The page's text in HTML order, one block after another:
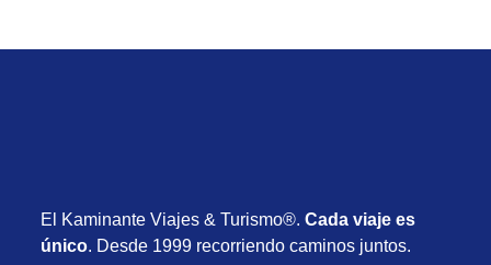
El Kaminante Viajes & Turismo®.Cada viaje es
único. Desde 1999 recorriendo caminos juntos.